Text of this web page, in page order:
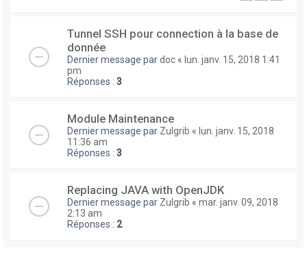
Tunnel SSH pour connection à la base de
donnée
Dernier message pardoc « lun. janv. 15, 2018 1:41
pm
Réponses : 3
Module Maintenance
Dernier message par Zulgrib « lun. janv. 15, 2018
11:36 am
Réponses : 3
Replacing JAVA with OpenJDK
Dernier message par Zulgrib « mar. janv. 09, 2018
2:13 am
Réponses : 2